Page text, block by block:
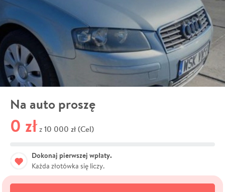
Na auto proszę
0 zł z 10 000 zł (Cel)
Dokonaj pierwszej wpłaty.
Każda złotówka się liczy.